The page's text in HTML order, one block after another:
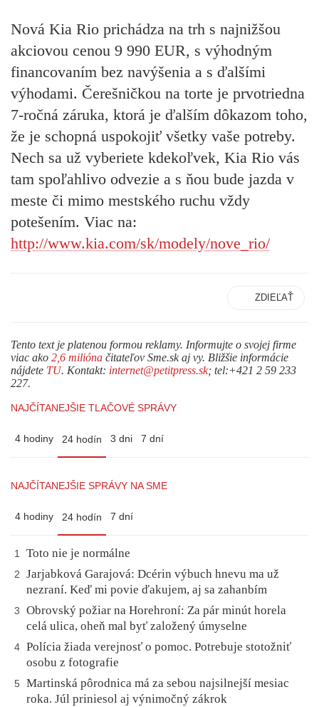
Nová Kia Rio prichádza na trh s najnižšou
akciovou cenou 9 990 EUR, s výhodným
financovaním bez navýšenia a s ďalšími
výhodami. Čerešničkou na torte je prvotriedna
7-ročná záruka, ktorá je ďalším dôkazom toho,
že je schopná uspokojiť všetky vaše potreby.
Nech sa už vyberiete kdekoľvek, Kia Rio vás
tam spoľahlivo odvezie a s ňou bude jazda v
meste či mimo mestského ruchu vždy
potešením. Viac na:
http://www.kia.com/sk/modely/nove_rio/
ZDIEĽAŤ
Tento text je platenou formou reklamy. Informujte o svojej firme
viac ako 2,6 milióna čitateľov Sme.sk aj vy. Bližšie informácie
nájdete TU. Kontakt: internet@petitpress.sk; tel:+421 2 59 233
227.
NAJČÍTANEJŠIE TLAČOVÉ SPRÁVY
4 hodiny 24 hodín 3 dni 7 dní
NAJČÍTANEJŠIE SPRÁVY NA SME
4 hodiny 24 hodín 7 dní
1 Toto nie je normálne
2
Jarjabková Garajová: Dcérin výbuch hnevu ma už
nezraní. Keď mi povie ďakujem, aj sa zahanbím
3
Obrovský požiar na Horehroní: Za pár minút horela
celá ulica, oheň mal byť založený úmyselne
4 Polícia žiada verejnosť o pomoc. Potrebuje stotožniť
osobu z fotografie
5
Martinská pôrodnica má za sebou najsilnejší mesiac
roka. Júl priniesol aj výnimočný zákrok